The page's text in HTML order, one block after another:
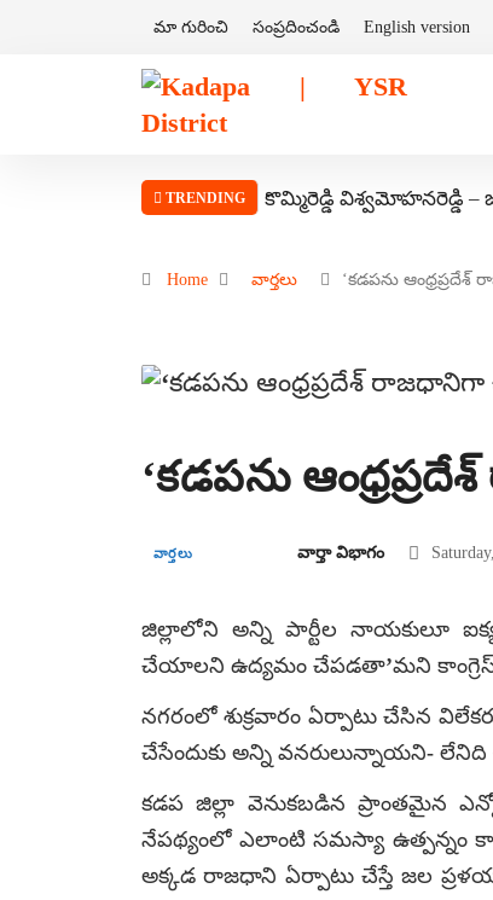
మా గురించి సంప్రదించండి English version
TRENDING కొమ్మిరెడ్డి విశ్వమోహనరెడ్డి
Home వార్తలు ‘కడపను
‘కడపను
వార్తలు వార్తా విభాగం
జిల్లాలోని అన్ని పార్టీల నాయకులూ
చేయాలని ఉద్యమం చేపడతా’మని కాంగ్రెస్
నగరంలో శుక్రవారం ఏర్పాటు చేసిన
చేసేందుకు అన్ని వనరులున్నాయని- లేనిది
కడప జిల్లా వెనుకబడిన ప్రాంతమైన
నేపథ్యంలో ఎలాంటి సమస్యా ఉత్పన్నం
అక్కడ రాజధాని ఏర్పాటు చేస్తే జల